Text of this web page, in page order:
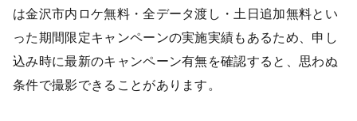
は金沢市内ロケ無料・全データ渡し・土日追加無料とい
った期間限定キャンペーンの実施実績もあるため、申し
込み時に最新のキャンペーン有無を確認すると、思わぬ
条件で撮影できることがあります。